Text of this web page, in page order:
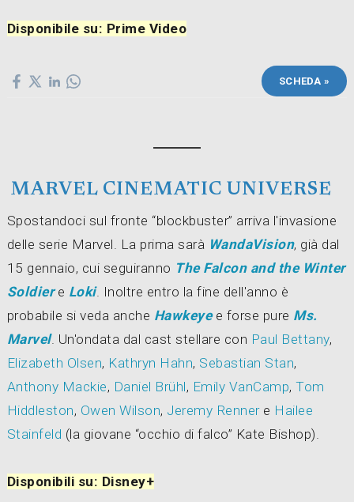
Disponibile su: Prime Video
SCHEDA »
MARVEL CINEMATIC UNIVERSE
Spostandoci sul fronte “blockbuster” arriva l'invasione
delle serie Marvel. La prima sarà WandaVision, già dal
15 gennaio, cui seguiranno The Falcon and the Winter
Soldier e Loki. Inoltre entro la fine dell'anno è
probabile si veda anche Hawkeye e forse pure Ms.
Marvel. Un'ondata dal cast stellare con Paul Bettany,
Elizabeth Olsen, Kathryn Hahn, Sebastian Stan,
Anthony Mackie, Daniel Brühl, Emily VanCamp,Tom
Hiddleston, Owen Wilson, Jeremy Rennere Hailee
Stainfeld (la giovane “occhio di falco” Kate Bishop).
Disponibili su: Disney+